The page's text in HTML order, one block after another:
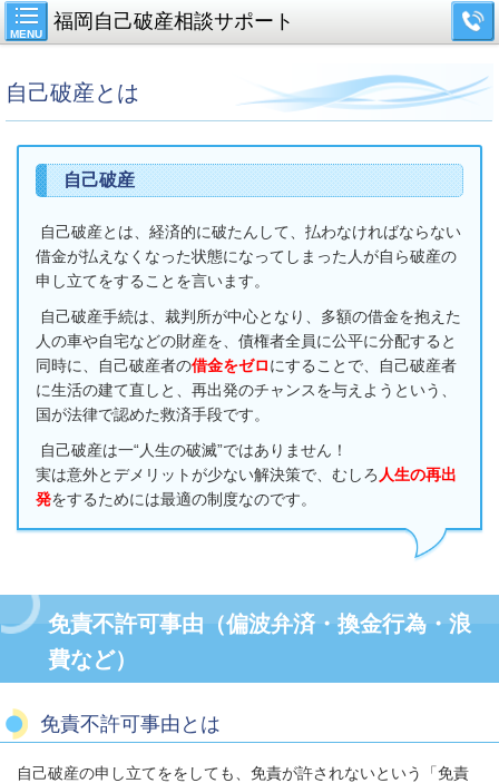
MENU
福岡自己破産相談サポート
自己破産とは
自己破産
自己破産とは、経済的に破たんして、払わなければならない
借金が払えなくなった状態になってしまった人が自ら破産の
申し立てをすることを言います。
自己破産手続は、裁判所が中心となり、多額の借金を抱えた
人の車や自宅などの財産を、債権者全員に公平に分配すると
同時に、自己破産者の借金をゼロにすることで、自己破産者
に生活の建て直しと、再出発のチャンスを与えようという、
国が法律で認めた救済手段です。
自己破産は一“人生の破滅”ではありません！
実は意外とデメリットが少ない解決策で、むしろ 人生の再出
発をするためには最適の制度なのです。
免責不許可事由（偏波弁済・換金行為・浪
費など）
免責不許可事由とは
自己破産の申し立てををしても、免責が許されないという「免責